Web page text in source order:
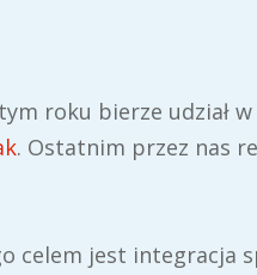
roku bierze udział
. Ostatnim przez nas
celem jest integracja